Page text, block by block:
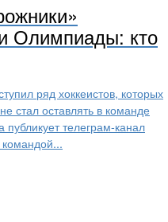
Олимпиады: кто
ряд хоккеистов, которых
стал оставлять в команде
телеграм-канал